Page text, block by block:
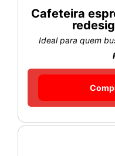
Cafeteira
Ideal para quem